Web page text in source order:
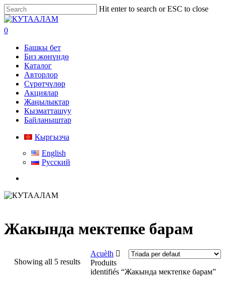
Skip
to
main
content
Hit enter to search or ESC to close
Close
Search
search
0
Башкы бет
Биз жөнүндө
Каталог
Авторлор
Сүрөтчүлөр
Акциялар
Жаңылыктар
Кызматташуу
Байланыштар
Кыргызча
English
Русский
Жакында мектепке барам
Showing all 5 results
Acuèlh
Produits
identifiés “Жакында мектепке барам”